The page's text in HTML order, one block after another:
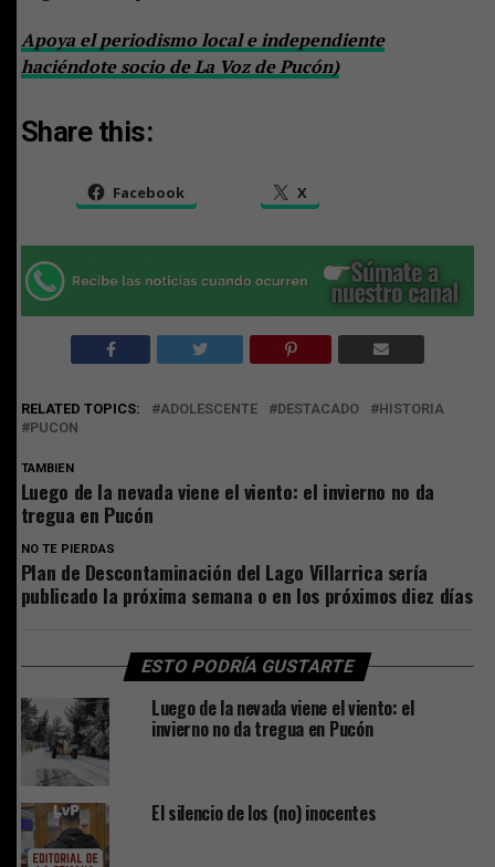
Apoya el periodismo local e independiente
haciéndote socio de La Voz de Pucón)
Share this:
Facebook X
RELATED TOPICS: ADOLESCENTE DESTACADO
HISTORIA
PUCON
TAMBIEN
Luego de la nevada viene el viento: el invierno no da
tregua en Pucón
NO TE PIERDAS
Plan de Descontaminación del Lago Villarrica sería
publicado la próxima semana o en los próximos diez días
ESTO PODRÍA GUSTARTE
Luego de la nevada viene el viento: el
invierno no da tregua en Pucón
El silencio de los (no) inocentes